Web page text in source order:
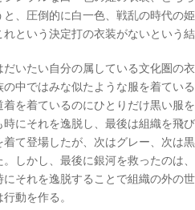
、圧倒的に白一色、戦乱の時代の
という決定打の衣装がないという結
いたい自分の属している文化圏の
中ではみな似たような服を着てい
を着ているのにひとりだけ黒い服
にそれを逸脱し、最後は組織を飛
て登場したが、次はグレー、次は
しかし、最後に銀河を救ったのは
それを逸脱することで組織の外の
動を作る。